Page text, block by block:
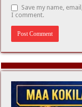
Save my name,
I comment.